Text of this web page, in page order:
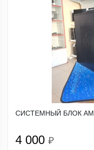
СИСТЕМНЫЙ БЛОК
4 000 ₽